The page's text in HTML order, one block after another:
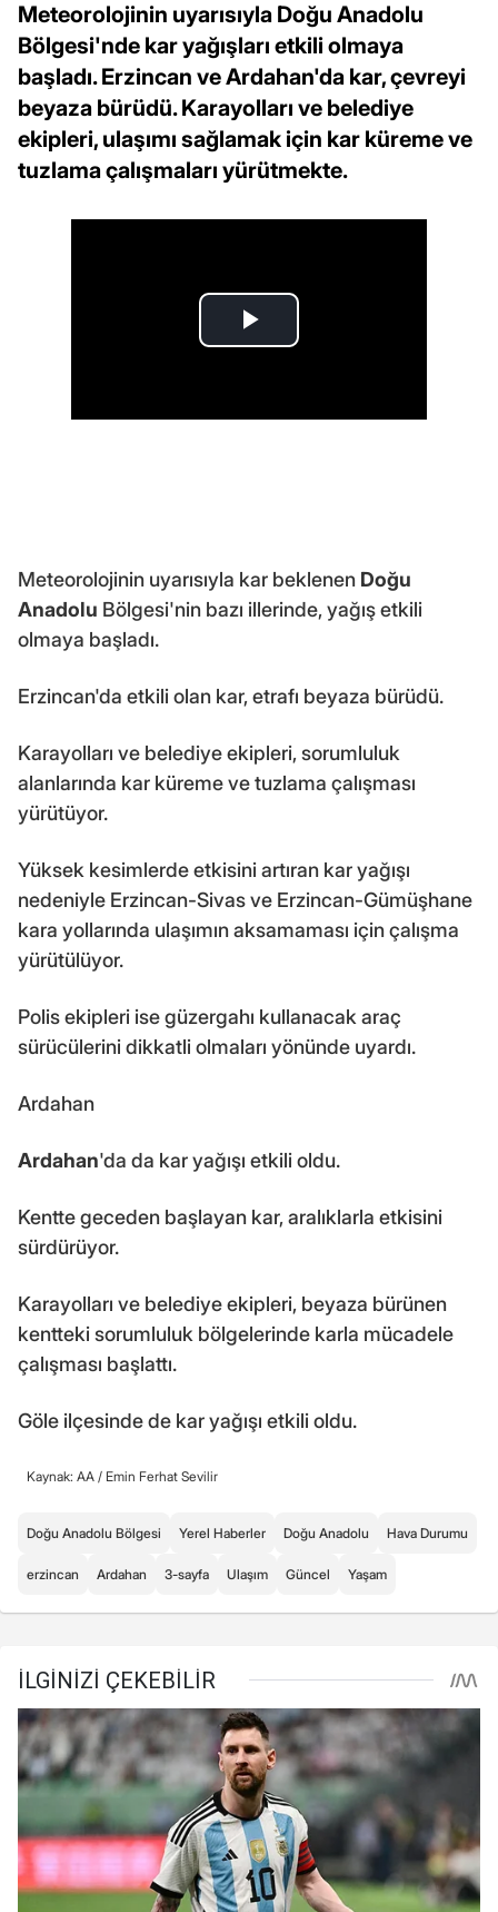
Meteorolojinin uyarısıyla Doğu Anadolu
Bölgesi'nde kar yağışları etkili olmaya
başladı. Erzincan ve Ardahan'da kar, çevreyi
beyaza bürüdü. Karayolları ve belediye
ekipleri, ulaşımı sağlamak için kar küreme ve
tuzlama çalışmaları yürütmekte.
Meteorolojinin uyarısıyla kar beklenen Doğu
Anadolu Bölgesi'nin bazı illerinde, yağış etkili
olmaya başladı.
Erzincan'da etkili olan kar, etrafı beyaza bürüdü.
Karayolları ve belediye ekipleri, sorumluluk
alanlarında kar küreme ve tuzlama çalışması
yürütüyor.
Yüksek kesimlerde etkisini artıran kar yağışı
nedeniyle Erzincan-Sivas ve Erzincan-Gümüşhane
kara yollarında ulaşımın aksamaması için çalışma
yürütülüyor.
Polis ekipleri ise güzergahı kullanacak araç
sürücülerini dikkatli olmaları yönünde uyardı.
Ardahan
Ardahan'da da kar yağışı etkili oldu.
Kentte geceden başlayan kar, aralıklarla etkisini
sürdürüyor.
Karayolları ve belediye ekipleri, beyaza bürünen
kentteki sorumluluk bölgelerinde karla mücadele
çalışması başlattı.
Göle ilçesinde de kar yağışı etkili oldu.
Kaynak: AA / Emin Ferhat Sevilir
Doğu Anadolu Bölgesi Yerel Haberler Doğu Anadolu Hava Durumu
erzincan Ardahan 3-sayfa Ulaşım Güncel Yaşam